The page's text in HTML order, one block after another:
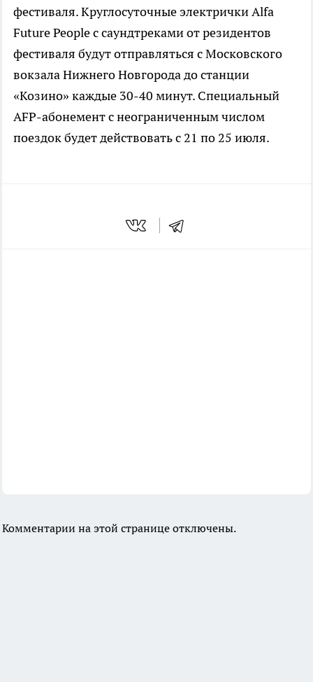
фестиваля. Круглосуточные электрички Alfa
Future People с саундтреками от резидентов
фестиваля будут отправляться с Московского
вокзала Нижнего Новгорода до станции
«Козино» каждые 30-40 минут. Специальный
AFP-абонемент с неограниченным числом
поездок будет действовать с 21 по 25 июля.
Комментарии на этой странице отключены.